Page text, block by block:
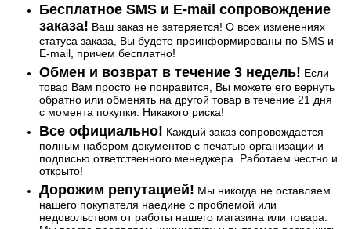
Бесплатное SMS и E-mail сопровождение
заказа! Ваш заказ не затеряется! О всех изменениях
статуса заказа, Вы будете проинформированы по SMS и
E-mail, причем бесплатно!
Обмен и возврат в течение 3 недель! Если
товар Вам просто не понравится, Вы можете его вернуть
обратно или обменять на другой товар в течение 21 дня
с момента покупки. Никакого риска!
Все официально! Каждый заказ сопровождается
полным набором документов с печатью организации и
подписью ответственного менеджера. Работаем честно и
открыто!
Дорожим репутацией! Мы никогда не оставляем
нашего покупателя наедине с проблемой или
недовольством от работы нашего магазина или товара.